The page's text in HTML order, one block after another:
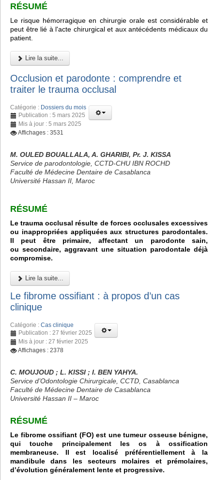
RÉSUMÉ
Le risque hémorragique en chirurgie orale est considérable et
peut être lié à l'acte chirurgical et aux antécédents médicaux du
patient.
Lire la suite...
Occlusion et parodonte : comprendre et
traiter le trauma occlusal
Catégorie : Dossiers du mois
Publication : 5 mars 2025
Mis à jour : 5 mars 2025
Affichages : 3531
M. OULED BOUALLALA, A. GHARIBI, Pr. J. KISSA
Service de parodontologie, CCTD-CHU IBN ROCHD
Faculté de Médecine Dentaire de Casablanca
Université Hassan II, Maroc
RÉSUMÉ
Le trauma occlusal résulte de forces occlusales excessives
ou inappropriées appliquées aux structures parodontales.
Il peut être primaire, affectant un parodonte sain,
ou secondaire, aggravant une situation parodontale déjà
compromise.
Lire la suite...
Le fibrome ossifiant : à propos d’un cas
clinique
Catégorie : Cas clinique
Publication : 27 février 2025
Mis à jour : 27 février 2025
Affichages : 2378
C. MOUJOUD ; L. KISSI ; I. BEN YAHYA.
Service d’Odontologie Chirurgicale, CCTD, Casablanca
Faculté de Médecine Dentaire de Casablanca
Université Hassan II – Maroc
RÉSUMÉ
Le fibrome ossifiant (FO) est une tumeur osseuse bénigne,
qui touche principalement les os à ossification
membraneuse. Il est localisé préférentiellement à la
mandibule dans les secteurs molaires et prémolaires,
d’évolution généralement lente et progressive.